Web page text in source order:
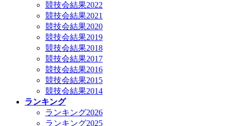
競技会結果2022
競技会結果2021
競技会結果2020
競技会結果2019
競技会結果2018
競技会結果2017
競技会結果2016
競技会結果2015
競技会結果2014
ランキング
ランキング2026
ランキング2025